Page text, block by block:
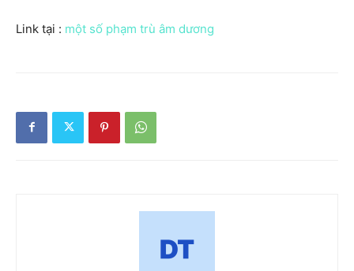
Link tại : một số phạm trù âm dương